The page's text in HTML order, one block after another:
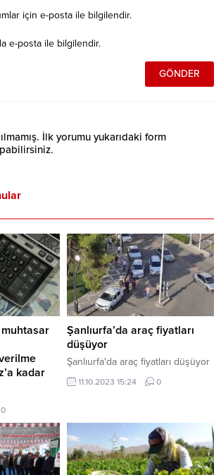
için e-posta ile bilgilendir.
e-posta ile bilgilendir.
İlk yorumu yukarıdaki form
kadar
Gelir
yayımlanan
ve 136 Sıra
Sirküleri
0
Şanlıurfa’da araç fiyatları
düşüyor
Şanlıurfa'da araç fiyatları düşüyor
11.10.2023 15:24 0